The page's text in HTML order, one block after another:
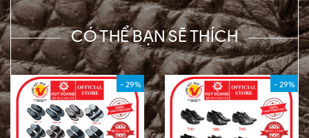
CÓ THỂ BẠN SẼ THÍCH
- 29% - 29%